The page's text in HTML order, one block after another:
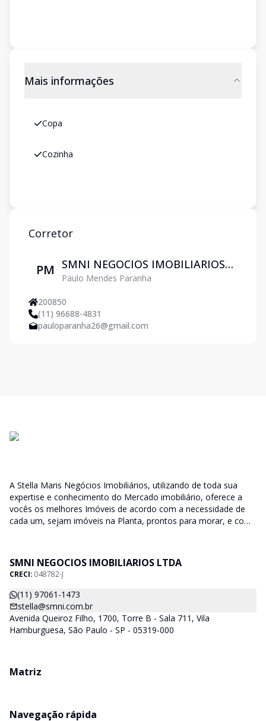
Mais informações
Copa
Cozinha
Corretor
PM
SMNI NEGOCIOS IMOBILIARIOS
LTDA
Paulo Mendes Paranha
200850
(11) 96688-4831
pauloparanha26@gmail.com
A Stella Maris Negócios Imobiliários, utilizando de toda sua
expertise e conhecimento do Mercado imobiliário, oferece a
vocês os melhores Imóveis de acordo com a necessidade de
cada um, sejam imóveis na Planta, prontos para morar, e com
nossos clientes. Nossos Corretores (todos Credenciados ao
CRECI-SP) estarão a disposição para lhes mostrar os imóveis
que já temos e, também buscamos Imóveis e regiões que
agradem aos nossos clientes. Procurando Casa, apartamento,
sala comercial, terrenos, galpões dentre outros produtos
imobiliários, é só nos chamar.
SMNI NEGOCIOS IMOBILIARIOS LTDA
CRECI: 048782-J
(11) 97061-1473
stella@smni.com.br
Avenida Queiroz Filho, 1700, Torre B - Sala 711, Vila
Hamburguesa, São Paulo - SP - 05319-000
Matriz
Navegação rápida